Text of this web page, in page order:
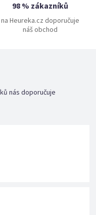
98 % zákazníků
na Heureka.cz doporučuje
náš obchod
nás doporučuje